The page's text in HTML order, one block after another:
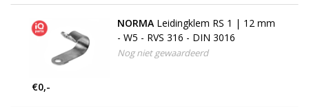
NORMA Leidingklem RS 1 | 12 mm
- W5 - RVS 316 - DIN 3016
Nog niet gewaardeerd
€0,-